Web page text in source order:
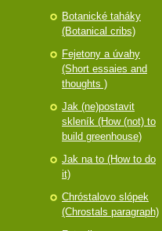
Botanické taháky
(Botanical cribs)
Fejetony a úvahy
(Short essaies and
thoughts )
Jak (ne)postavit
skleník (How (not) to
build greenhouse)
Jak na to (How to do
it)
Chróstalovo slópek
(Chrostals paragraph)